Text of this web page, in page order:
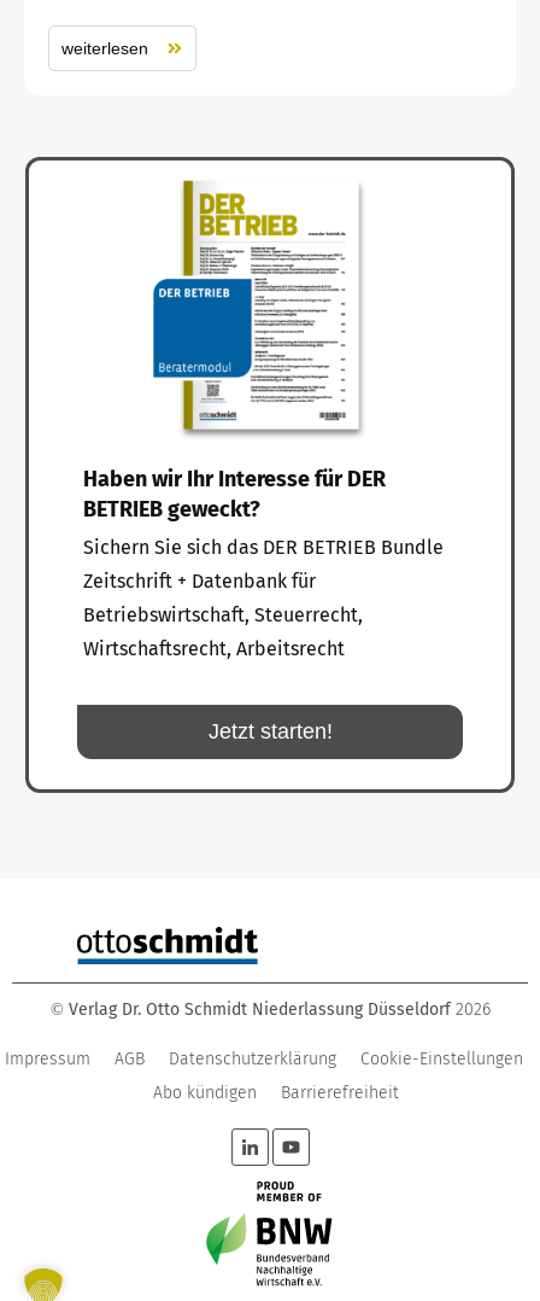
weiterlesen
Haben wir Ihr Interesse für DER
BETRIEB geweckt?
Sichern Sie sich das DER BETRIEB Bundle
Zeitschrift + Datenbank für
Betriebswirtschaft, Steuerrecht,
Wirtschaftsrecht, Arbeitsrecht
Jetzt starten!
© Verlag Dr. Otto Schmidt Niederlassung Düsseldorf 2026
Impressum AGB Datenschutzerklärung
Cookie-Einstellungen
Abo kündigen
Barrierefreiheit